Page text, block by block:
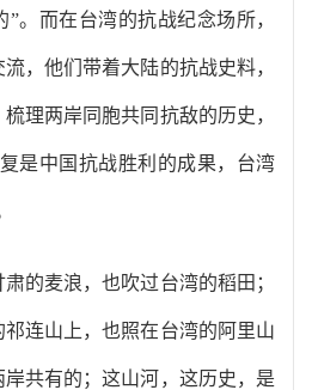
。而在台湾的抗战纪念场所，
，他们带着大陆的抗战史料，
理两岸同胞共同抗敌的历史，
是中国抗战胜利的成果，台湾
的麦浪，也吹过台湾的稻田；
连山上，也照在台湾的阿里山
岸共有的；这山河，这历史，是